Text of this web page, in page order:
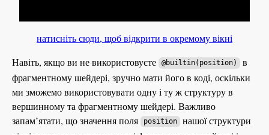
натисніть сюди, щоб відкрити в окремому вікні
Навіть, якщо ви не використовуєте
@builtin(position) в
фрагментному шейдері, зручно мати його в коді, оскільки
ми зможемо використовувати одну і ту ж структуру в
вершинному та фрагментному шейдері. Важливо
запам’ятати, що значення поля
position нашої структури